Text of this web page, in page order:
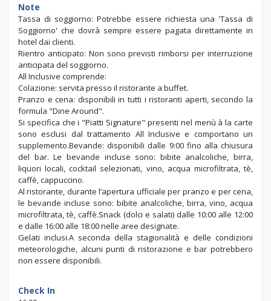
Note
Tassa di soggiorno: Potrebbe essere richiesta una 'Tassa di
Soggiorno' che dovrà sempre essere pagata direttamente in
hotel dai clienti.
Rientro anticipato: Non sono previsti rimborsi per interruzione
anticipata del soggiorno.
All Inclusive comprende:
Colazione: servita presso il ristorante a buffet.
Pranzo e cena: disponibili in tutti i ristoranti aperti, secondo la
formula "Dine Around".
Si specifica che i "Piatti Signature" presenti nel menù à la carte
sono esclusi dal trattamento All Inclusive e comportano un
supplemento.Bevande: disponibili dalle 9:00 fino alla chiusura
del bar. Le bevande incluse sono: bibite analcoliche, birra,
liquori locali, cocktail selezionati, vino, acqua microfiltrata, tè,
caffè, cappuccino.
Al ristorante, durante l’apertura ufficiale per pranzo e per cena,
le bevande incluse sono: bibite analcoliche, birra, vino, acqua
microfiltrata, tè, caffè.Snack (dolci e salati) dalle 10:00 alle 12:00
e dalle 16:00 alle 18:00 nelle aree designate.
Gelati inclusi.A seconda della stagionalità e delle condizioni
meteorologiche, alcuni punti di ristorazione e bar potrebbero
non essere disponibili.
Check In